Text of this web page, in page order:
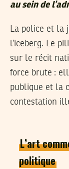
au sein de
La police et la
l’iceberg. Le
sur le récit
force brute :
publique et la
contestation
L’art
politique